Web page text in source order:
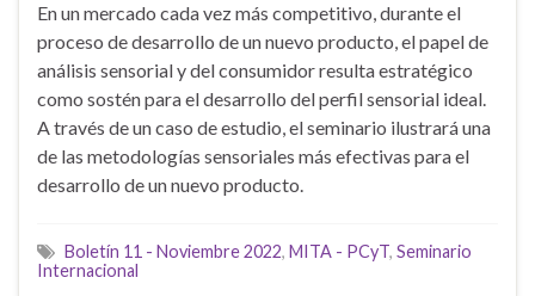
En un mercado cada vez más competitivo, durante el
proceso de desarrollo de un nuevo producto, el papel de
análisis sensorial y del consumidor resulta estratégico
como sostén para el desarrollo del perfil sensorial ideal.
A través de un caso de estudio, el seminario ilustrará una
de las metodologías sensoriales más efectivas para el
desarrollo de un nuevo producto.
Boletín 11 - Noviembre 2022, MITA - PCyT, Seminario
Internacional